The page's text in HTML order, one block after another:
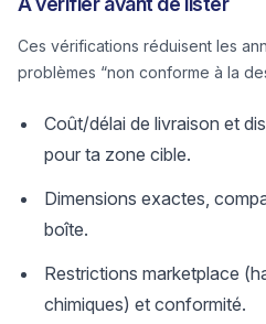
Ces vérifications réduisent les
problèmes “non conforme à la
Coût/délai de livraison et
pour ta zone cible.
Dimensions exactes,
boîte.
Restrictions marketplace
chimiques) et conformité.